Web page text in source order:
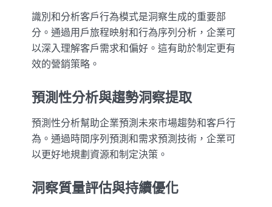
識別和分析客戶行為模式是洞察生成的重要部
分。通過用戶旅程映射和行為序列分析，企業可
以深入理解客戶需求和偏好。這有助於制定更有
效的營銷策略。
預測性分析與趨勢洞察提取
預測性分析幫助企業預測未來市場趨勢和客戶行
為。通過時間序列預測和需求預測技術，企業可
以更好地規劃資源和制定決策。
洞察質量評估與持續優化